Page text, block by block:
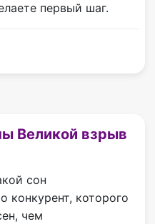
первый шаг.
Великой взрыв
сон
конкурент, которого
чем